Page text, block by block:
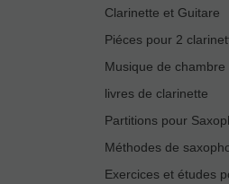
Clarinette et Guitare
Piéces pour 2
Musique de chambre
livres de clarinette
Partitions pour
Méthodes de
Exercices et études